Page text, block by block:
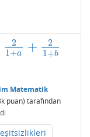
2
1+a +
2
1+b
+21+ b+ 21+c
Matematik
puan) tarafından